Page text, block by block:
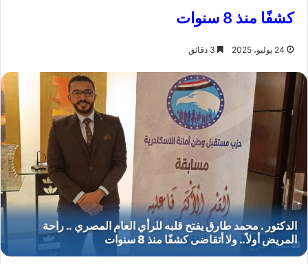
كشفًا منذ 8 سنوات
24 يوليو، 2025
محمد طارق